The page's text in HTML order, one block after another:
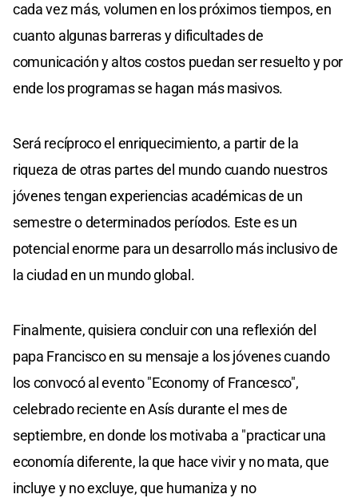
cada vez más, volumen en los próximos tiempos, en
cuanto algunas barreras y dificultades de
comunicación y altos costos puedan ser resuelto y por
ende los programas se hagan más masivos.
Será recíproco el enriquecimiento, a partir de la
riqueza de otras partes del mundo cuando nuestros
jóvenes tengan experiencias académicas de un
semestre o determinados períodos. Este es un
potencial enorme para un desarrollo más inclusivo de
la ciudad en un mundo global.
Finalmente, quisiera concluir con una reflexión del
papa Francisco en su mensaje a los jóvenes cuando
los convocó al evento "Economy of Francesco",
celebrado reciente en Asís durante el mes de
septiembre, en donde los motivaba a "practicar una
economía diferente, la que hace vivir y no mata, que
incluye y no excluye, que humaniza y no